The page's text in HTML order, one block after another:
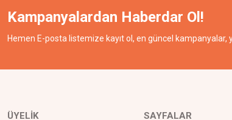
Kampanyalardan Haberdar Ol!
Hemen E-posta listemize kayıt ol, en güncel kampanyalar,
ÜYELİK SAYFALAR